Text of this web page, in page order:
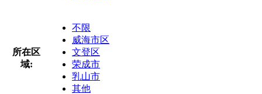
所在区
域:
不限
威海市区
文登区
荣成市
乳山市
其他